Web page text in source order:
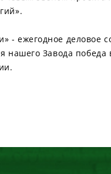
- ежегодное деловое
нашего Завода